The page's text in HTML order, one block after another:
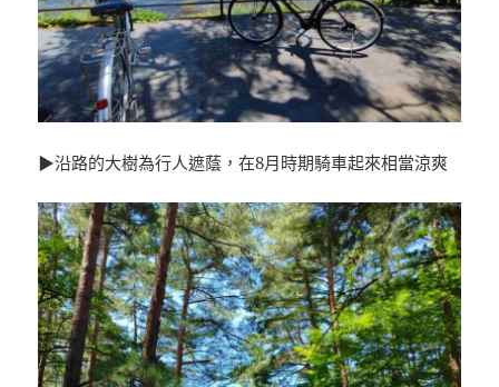
▶沿路的大樹為行人遮蔭，在8月時期騎車起來相當涼爽